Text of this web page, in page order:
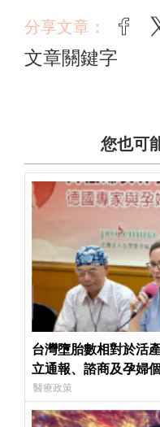
分享文章：
文章關鍵字
您也可
台灣墮胎數相對於活
立通報、諮商及孕婦
醫療政策